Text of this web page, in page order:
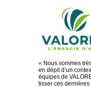
« Nous sommes
en dépit d’un
équipes de
tisser ces